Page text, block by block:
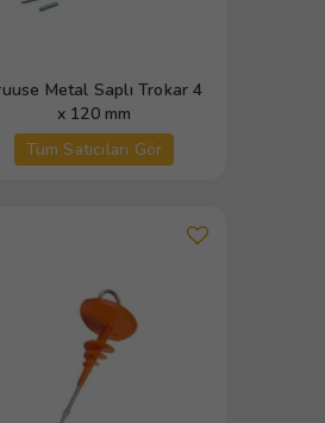
Metal Saplı Trokar 4
x 120 mm
Tüm Satıcıları Gör